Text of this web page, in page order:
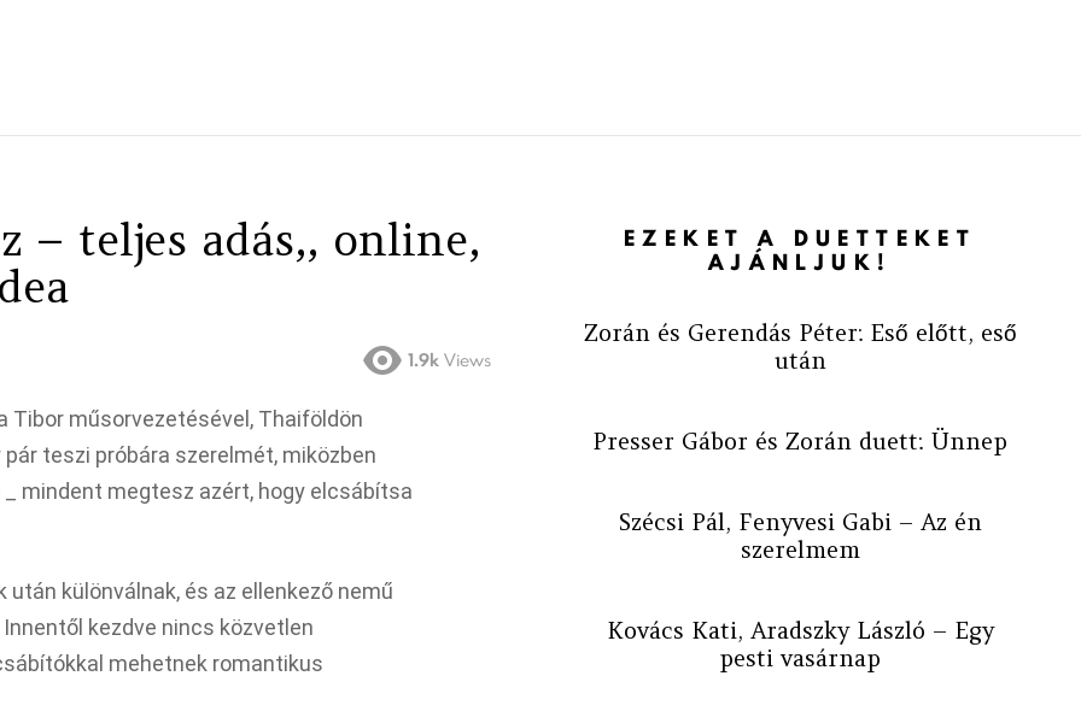
– teljes adás,, online,
1.9k Views
Tibor műsorvezetésével, Thaiföldön
teszi próbára szerelmét, miközben
mindent megtesz azért, hogy elcsábítsa
különválnak, és az ellenkező nemű
kezdve nincs közvetlen
mehetnek romantikus
EZEKET A DUETTEKET
AJÁNLJUK!
Zorán és Gerendás Péter: Eső előtt, eső
után
Presser Gábor és Zorán duett: Ünnep
Szécsi Pál, Fenyvesi Gabi – Az én
szerelmem
Kovács Kati, Aradszky László – Egy
pesti vasárnap